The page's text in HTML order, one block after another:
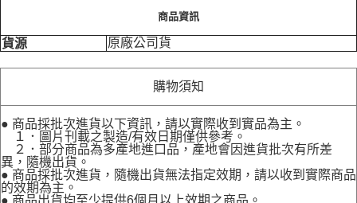
商品資訊
貨源 原廠公司貨
購物須知
● 商品採批次進貨以下資訊，請以實際收到實品為主。
１．圖片刊載之製造/有效日期僅供參考。
２．部分商品為多產地進口品，產地會因進貨批次有所差
異，隨機出貨。
● 商品採批次進貨，隨機出貨無法指定效期，請以收到實際商品
的效期為主。
● 商品出貨均至少提供6個月以上效期之商品。